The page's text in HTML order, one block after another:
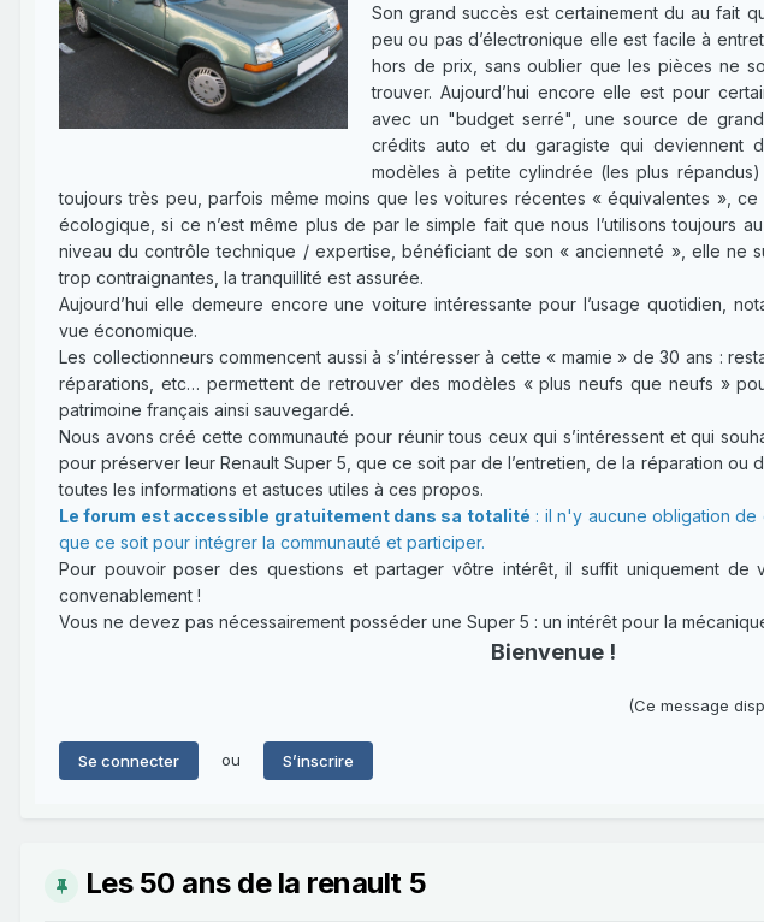
Son grand succès est certainement du au fait
peu ou pas d’électronique elle est facile à
hors de prix, sans oublier que les pièces ne
trouver. Aujourd’hui encore elle est pour
avec un "budget serré", une source de
crédits auto et du garagiste qui deviennent
modèles à petite cylindrée (les plus
toujours très peu, parfois même moins que les voitures récentes « équivalentes »,
écologique, si ce n’est même plus de par le simple fait que nous l’utilisons toujours
niveau du contrôle technique / expertise, bénéficiant de son « ancienneté », elle ne
trop contraignantes, la tranquillité est assurée.
Aujourd’hui elle demeure encore une voiture intéressante pour l’usage quotidien,
vue économique.
Les collectionneurs commencent aussi à s’intéresser à cette « mamie » de 30 ans :
réparations, etc… permettent de retrouver des modèles « plus neufs que neufs »
patrimoine français ainsi sauvegardé.
Nous avons créé cette communauté pour réunir tous ceux qui s’intéressent et qui
pour préserver leur Renault Super 5, que ce soit par de l’entretien, de la réparation ou
toutes les informations et astuces utiles à ces propos.
Le forum est accessible gratuitement dans sa totalité : il n'y aucune obligation de
que ce soit pour intégrer la communauté et participer.
Pour pouvoir poser des questions et partager vôtre intérêt, il suffit uniquement de
convenablement !
Vous ne devez pas nécessairement posséder une Super 5 : un intérêt pour la
Bienvenue !
(Ce message
Se connecter ou S’inscrire
Les 50 ans de la renault 5